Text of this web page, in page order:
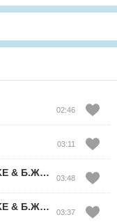
02:46
03:11
& Б.Желдирбаев
03:48
& Б.Желдирбаев
03:37